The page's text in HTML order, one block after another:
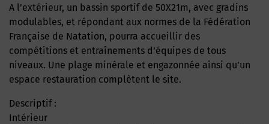
A l’extérieur, un bassin sportif de 50X21m, avec gradins
modulables, et répondant aux normes de la Fédération
Française de Natation, pourra accueillir des
compétitions et entraînements d’équipes de tous
niveaux. Une plage minérale et engazonnée ainsi qu’un
espace restauration complètent le site.
Descriptif :
Intérieur